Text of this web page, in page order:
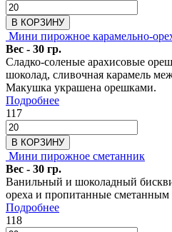
В КОРЗИНУ
Мини пирожное карамельно-
Вес - 30 гр.
Сладко-соленые арахисовые
шоколад, сливочная карамель
Макушка украшена орешками.
Подробнее
117
В КОРЗИНУ
Мини пирожное сметанник
Вес - 30 гр.
Ванильный и шоколадный
ореха и пропитанные сметанным
Подробнее
118